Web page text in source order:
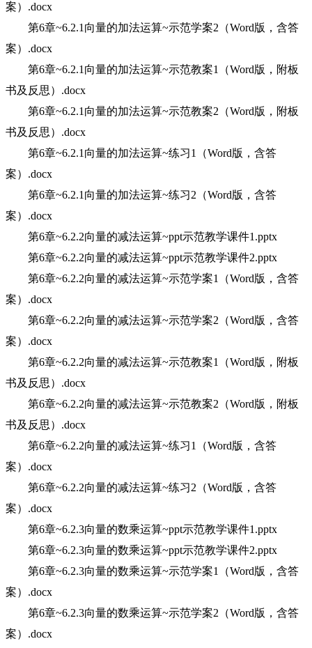
案）.docx
第6章~6.2.1向量的加法运算~示范学案2（Word版，含答
案）.docx
第6章~6.2.1向量的加法运算~示范教案1（Word版，附板
书及反思）.docx
第6章~6.2.1向量的加法运算~示范教案2（Word版，附板
书及反思）.docx
第6章~6.2.1向量的加法运算~练习1（Word版，含答
案）.docx
第6章~6.2.1向量的加法运算~练习2（Word版，含答
案）.docx
第6章~6.2.2向量的减法运算~ppt示范教学课件1.pptx
第6章~6.2.2向量的减法运算~ppt示范教学课件2.pptx
第6章~6.2.2向量的减法运算~示范学案1（Word版，含答
案）.docx
第6章~6.2.2向量的减法运算~示范学案2（Word版，含答
案）.docx
第6章~6.2.2向量的减法运算~示范教案1（Word版，附板
书及反思）.docx
第6章~6.2.2向量的减法运算~示范教案2（Word版，附板
书及反思）.docx
第6章~6.2.2向量的减法运算~练习1（Word版，含答
案）.docx
第6章~6.2.2向量的减法运算~练习2（Word版，含答
案）.docx
第6章~6.2.3向量的数乘运算~ppt示范教学课件1.pptx
第6章~6.2.3向量的数乘运算~ppt示范教学课件2.pptx
第6章~6.2.3向量的数乘运算~示范学案1（Word版，含答
案）.docx
第6章~6.2.3向量的数乘运算~示范学案2（Word版，含答
案）.docx